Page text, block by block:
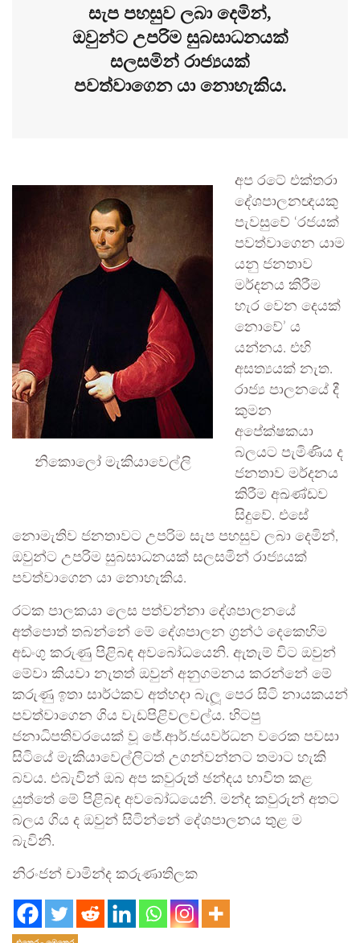
සැප පහසුව ලබා දෙමින්,
ඔවුන්ට උපරිම සුබසාධනයක්
සලසමින් රාජ්‍යයක්
පවත්වාගෙන යා නොහැකිය.
නිකොලෝ මැකියාවෙල්ලි
අප රටේ එක්තරා
දේශපාලනඥයකු
පැවසුවේ ‘රජයක්
පවත්වාගෙන යාම
යනු ජනතාව
මර්දනය කිරීම
හැර වෙන දෙයක්
නොවේ’ ය
යන්නය. එහි
අසත්‍යයක් නැත.
රාජ්‍ය පාලනයේ දී
කුමන
අපේක්ෂකයා
බලයට පැමිණිය ද
ජනතාව මර්දනය
කිරීම අඛණ්ඩව
සිදුවේ. එසේ
නොමැතිව ජනතාවට උපරිම සැප පහසුව ලබා දෙමින්,
ඔවුන්ට උපරිම සුබසාධනයක් සලසමින් රාජ්‍යයක්
පවත්වාගෙන යා නොහැකිය.
රටක පාලකයා ලෙස පත්වන්නා දේශපාලනයේ
අත්පොත් තබන්නේ මේ දේශපාලන ග්‍රන්ථ දෙකෙහිම
අඩංගු කරුණු පිළිබඳ අවබෝධයෙනි. ඇතැම් විට ඔවුන්
මේවා කියවා නැතත් ඔවුන් අනුගමනය කරන්නේ මේ
කරුණු ඉතා සාර්ථකව අත්හදා බැලූ පෙර සිටි නායකයන්
පවත්වාගෙන ගිය වැඩපිළිවලවල්ය. හිටපු
ජනාධිපතිවරයෙක් වූ ජේ.ආර්.ජයවර්ධන වරෙක පවසා
සිටියේ මැකියාවෙල්ලිටත් උගන්වන්නට තමාට හැකි
බවය. එබැවින් ඔබ අප කවුරුත් ඡන්දය භාවිත කළ
යුත්තේ මේ පිළිබඳ අවබෝධයෙනි. මන්ද කවුරුන් අතට
බලය ගිය ද ඔවුන් සිටින්නේ දේශපාලනය තුළ ම
බැවිනි.
නිරංජන් චාමින්ද කරුණාතිලක